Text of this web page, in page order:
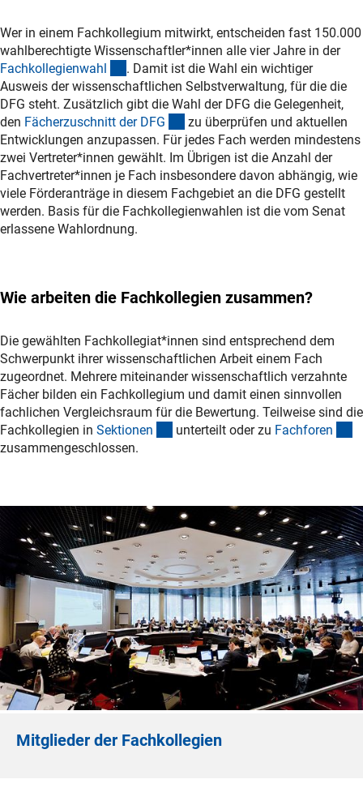
Wer in einem Fachkollegium mitwirkt, entscheiden fast 150.000
wahlberechtigte Wissenschaftler*innen alle vier Jahre in der
Fachkollegienwahl (interner Link)
. Damit ist die Wahl ein wichtiger
Ausweis der wissenschaftlichen Selbstverwaltung, für die die
DFG steht. Zusätzlich gibt die Wahl der DFG die Gelegenheit,
den Fächerzuschnitt der DFG (Download)
zu überprüfen und aktuellen
Entwicklungen anzupassen. Für jedes Fach werden mindestens
zwei Vertreter*innen gewählt. Im Übrigen ist die Anzahl der
Fachvertreter*innen je Fach insbesondere davon abhängig, wie
viele Förderanträge in diesem Fachgebiet an die DFG gestellt
werden. Basis für die Fachkollegienwahlen ist die vom Senat
erlassene Wahlordnung.
Wie arbeiten die Fachkollegien zusammen?
Die gewählten Fachkollegiat*innen sind entsprechend dem
Schwerpunkt ihrer wissenschaftlichen Arbeit einem Fach
zugeordnet. Mehrere miteinander wissenschaftlich verzahnte
Fächer bilden ein Fachkollegium und damit einen sinnvollen
fachlichen Vergleichsraum für die Bewertung. Teilweise sind die
Fachkollegien in Sektionen (interner Link)
unterteilt oder zu Fachforen
zusammengeschlossen.
Mitglieder der Fachkollegien